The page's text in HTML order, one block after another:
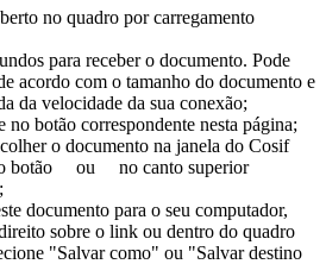
no quadro por carregamento
para receber o documento. Pode
acordo com o tamanho do documento e
da velocidade da sua conexão;
botão correspondente nesta página;
o documento na janela do Cosif
botão
ou
no canto superior
documento para o seu computador,
sobre o link ou dentro do quadro
"Salvar como" ou "Salvar destino